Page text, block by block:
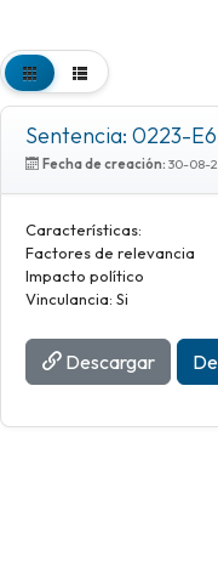
Sentencia: 0223-
Fecha de creación: 30-08-
Características:
Factores de relevancia
Impacto político
Vinculancia: Si
Descargar